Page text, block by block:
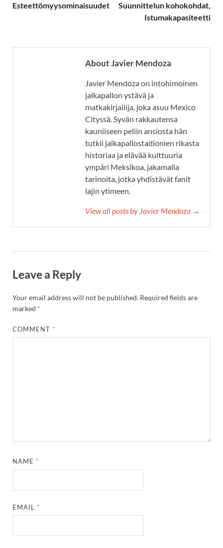
Esteettömyysominaisuudet
Suunnittelun kohokohdat,
Istumakapasiteetti
About Javier Mendoza
Javier Mendoza on intohimoinen
jalkapallon ystävä ja
matkakirjailija, joka asuu Mexico
Cityssä. Syvän rakkautensa
kauniiseen peliin ansiosta hän
tutkii jalkapallostadionien rikasta
historiaa ja elävää kulttuuria
ympäri Meksikoa, jakamalla
tarinoita, jotka yhdistävät fanit
lajin ytimeen.
View all posts by Javier Mendoza →
Leave a Reply
Your email address will not be published. Required fields are
marked *
COMMENT *
NAME *
EMAIL *